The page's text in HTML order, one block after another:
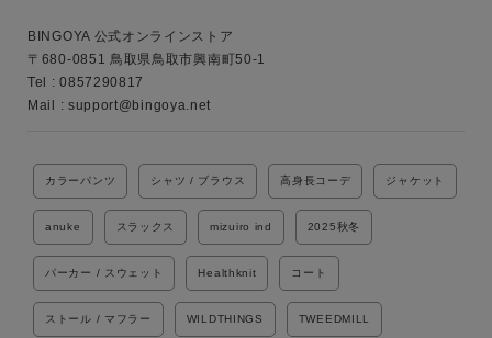
サイズ
ブランド
BINGOYA 公式オンラインストア
〒680-0851 鳥取県鳥取市興南町50-1
Tel : 0857290817
Mail : support@bingoya.net
カラーパンツ シャツ / ブラウス 高身長コーデ ジャケット
anuke スラックス mizuiro ind 2025秋冬
パーカー / スウェット Healthknit コート
ストール / マフラー WILDTHINGS TWEEDMILL